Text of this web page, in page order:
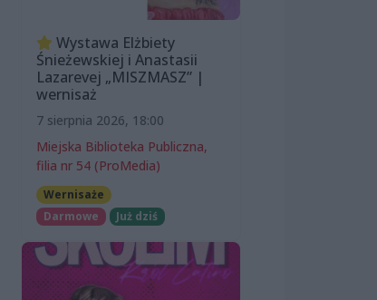
Wystawa Elżbiety
Śnieżewskiej i Anastasii
Lazarevej „MISZMASZ” |
wernisaż
7 sierpnia 2026, 18:00
Miejska Biblioteka Publiczna,
filia nr 54 (ProMedia)
Wernisaże
Darmowe
Już dziś